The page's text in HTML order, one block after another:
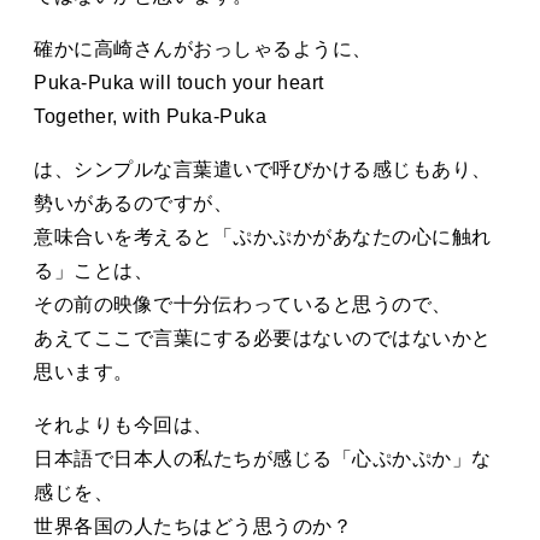
確かに高崎さんがおっしゃるように、
Puka-Puka will touch your heart
Together, with Puka-Puka
は、シンプルな言葉遣いで呼びかける感じもあり、
勢いがあるのですが、
意味合いを考えると「ぷかぷかがあなたの心に触れ
る」ことは、
その前の映像で十分伝わっていると思うので、
あえてここで言葉にする必要はないのではないかと
思います。
それよりも今回は、
日本語で日本人の私たちが感じる「心ぷかぷか」な
感じを、
世界各国の人たちはどう思うのか？